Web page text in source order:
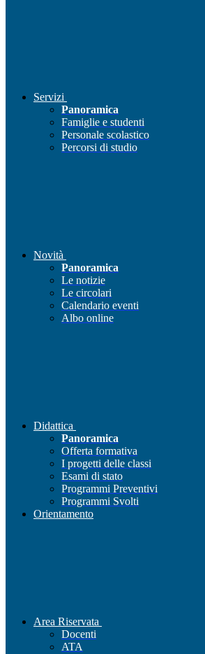
Servizi
Panoramica
Famiglie e studenti
Personale scolastico
Percorsi di studio
Novità
Panoramica
Le notizie
Le circolari
Calendario eventi
Albo online
Didattica
Panoramica
Offerta formativa
I progetti delle classi
Esami di stato
Programmi Preventivi
Programmi Svolti
Orientamento
Area Riservata
Docenti
ATA